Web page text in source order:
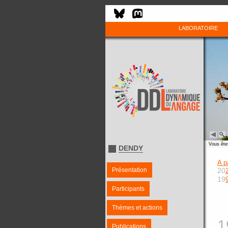
LABORATOIRE
DENDY
Présentation
Participants
Thèmes et actions
Publications
Vous
A
20
19